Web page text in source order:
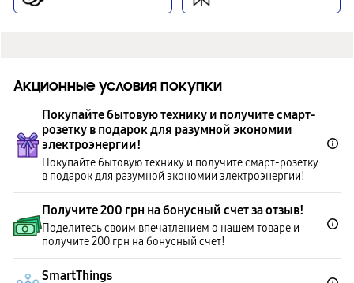
Акционные условия покупки
Покупайте бытовую технику и получите смарт-
розетку в подарок для разумной экономии
электроэнергии!
Покупайте бытовую технику и получите смарт-розетку
в подарок для разумной экономии электроэнергии!
Получите 200 грн на бонусный счет за отзыв!
Поделитесь своим впечатлением о нашем товаре и
получите 200 грн на бонусный счет!
SmartThings